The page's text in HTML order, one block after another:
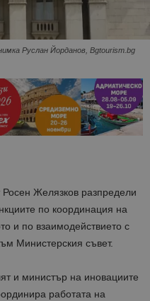
Руслан Йорданов, Bgtourism.bg
Желязков разпредели
по координация на
и по взаимодействието с
Министерския съвет.
и министър на иновациите
работата на